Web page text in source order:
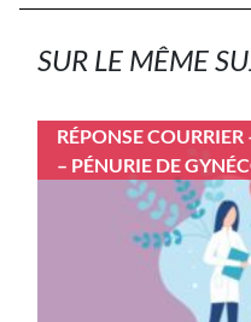
SUR LE MÊME
RÉPONSE
– PÉNURIE DE